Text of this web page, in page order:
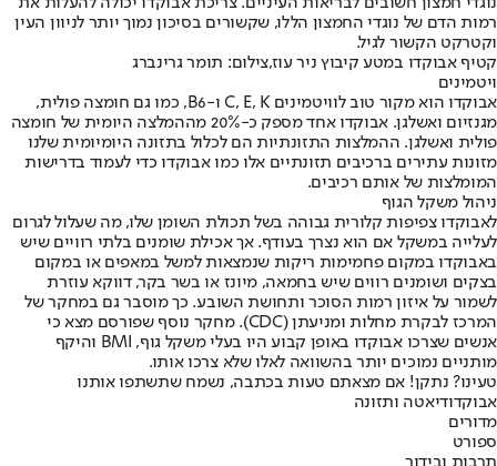
רמות הדם של נוגדי החמצון הללו, שקשורים בסיכון נמוך יותר לניוון העין
וקטרקט הקשור לגיל.
קטיף אבוקדו במטע קיבוץ ניר עוז,צילום: תומר גרינברג
ויטמינים
אבוקדו הוא מקור טוב לוויטמינים C, E, K ו-B6, כמו גם חומצה פולית,
מגנזיום ואשלגן. אבוקדו אחד מספק כ-20% מההמלצה היומית של חומצה
פולית ואשלגן. ההמלצות התזונתיות הם לכלול בתזונה היומיומית שלנו
מזונות עתירים ברכיבים תזונתיים אלו כמו אבוקדו כדי לעמוד בדרישות
המומלצות של אותם רכיבים.
ניהול משקל הגוף
לאבוקדו צפיפות קלורית גבוהה בשל תכולת השומן שלו, מה שעלול לגרום
לעלייה במשקל אם הוא נצרך בעודף. אך אכילת שומנים בלתי רוויים שיש
באבוקדו במקום פחמימות ריקות שנמצאות למשל במאפים או במקום
בצקים ושומנים רווים שיש בחמאה, מיונז או בשר בקר, דווקא עוזרת
לשמור על איזון רמות הסוכר ותחושת השובע. כך מוסבר גם במחקר של
המרכז לבקרת מחלות ומניעתן (CDC). מחקר נוסף שפורסם מצא כי
אנשים שצרכו אבוקדו באופן קבוע היו בעלי משקל גוף, BMI והיקף
מותניים נמוכים יותר בהשוואה לאלו שלא צרכו אותו.
טעינו? נתקן! אם מצאתם טעות בכתבה, נשמח שתשתפו אותנו
אבוקדודיאטה ותזונה
מדורים
ספורט